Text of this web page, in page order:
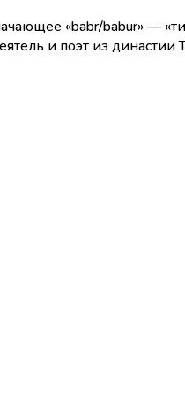
«babr/babur» —
и поэт из